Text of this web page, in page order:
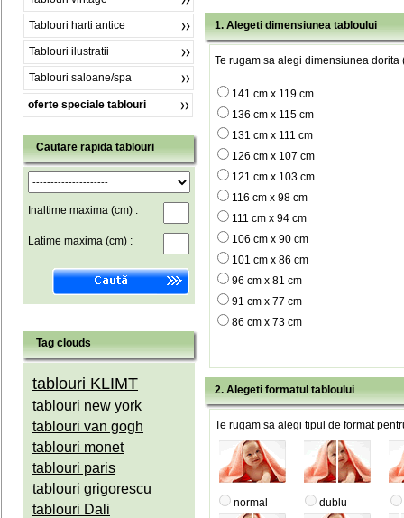
Tablouri harti antice
Tablouri ilustratii
Tablouri saloane/spa
oferte speciale tablouri
Cautare rapida tablouri
Inaltime maxima (cm) :
Latime maxima (cm) :
Tag clouds
tablouri KLIMT
tablouri new york
tablouri van gogh
tablouri monet
tablouri paris
tablouri grigorescu
tablouri Dali
1. Alegeti dimensiunea tabloului
Te rugam sa alegi dimensiunea dorita
141 cm x 119 cm
136 cm x 115 cm
131 cm x 111 cm
126 cm x 107 cm
121 cm x 103 cm
116 cm x 98 cm
111 cm x 94 cm
106 cm x 90 cm
101 cm x 86 cm
96 cm x 81 cm
91 cm x 77 cm
86 cm x 73 cm
2. Alegeti formatul tabloului
Te rugam sa alegi tipul de format
normal dublu